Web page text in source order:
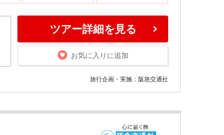
ツアー詳細を見る
お気に入りに追加
旅行企画・実施：阪急交通社